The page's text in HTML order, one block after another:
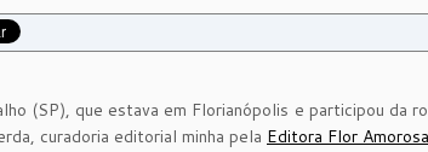
(SP), que estava em Florianópolis e participou da
curadoria editorial minha pela Editora Flor Amorosa